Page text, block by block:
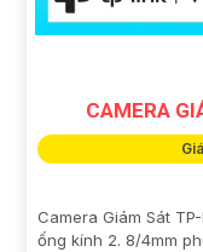
CAMERA
Camera Giám Sát
ống kính 2. 8/4mm